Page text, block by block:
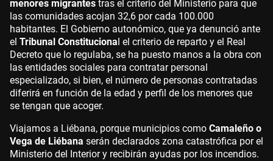
menores migrantes tras el criterio del Ministerio para que
las comunidades acojan 32,6 por cada 100.000
habitantes. El Gobierno autonómico, que ya denunció ante
el Tribunal Constitucional el criterio de reparto y el Real
Decreto que lo regulaba, se ha puesto manos a la obra con
las entidades sociales para contratar personal
especializado, si bien, el número de personas contratadas
diferirá en función de la edad y perfil de los menores que
se tengan que acoger.
Viajamos a Liébana, porque municipios como Camaleño o
Vega de Liébana serán declarados zona catastrófica por el
Ministerio del Interior y recibirán ayudas por los incendios.